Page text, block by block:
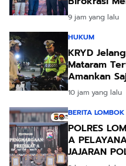
9 jam yang lalu
HUKUM
KRYD
Mataram
Amankan
10 jam yang lalu
BERITA
POLRES
A
JAJARAN